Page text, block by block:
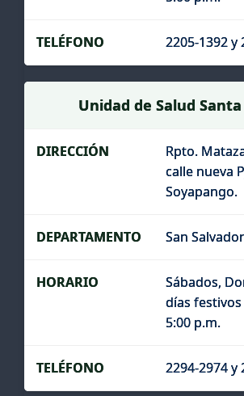
2205-1392 y
Unidad de Salud
Rpto.
calle nueva
Soyapango.
San Salvador
Sábados,
días festivos
5:00 p.m.
2294-2974 y